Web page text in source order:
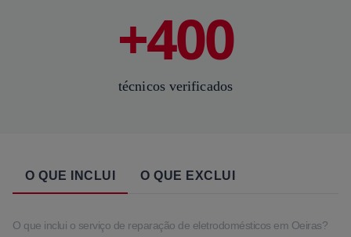
+400
técnicos verificados
O QUE INCLUI O QUE EXCLUI
O que inclui o serviço de reparação de eletrodomésticos em Oeiras?